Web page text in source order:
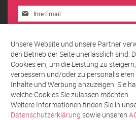
Melden
Sie
unseren
Newsletter
an:
Abonnieren
Unsere Website und unsere Partner
den Betrieb der Seite unerlässlich sind.
Cookies ein, um die Leistung zu
verbessern und/oder zu
Inhalte und Werbung anzuzeigen. Sie
welche Cookies Sie zulassen möchten.
Weitere Informationen finden Sie in
Datenschutzerklärung sowie unseren